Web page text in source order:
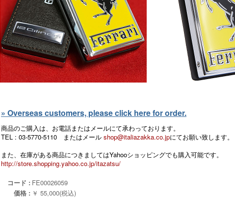
» Overseas customers, please click here for order.
商品のご購入は、お電話またはメールにて承わっております。
TEL : 03-5770-5110 またはメール shop@italiazakka.co.jpにてお願い致します。
また、在庫がある商品につきましてはYahooショッピングでも購入可能です。
http://store.shopping.yahoo.co.jp/itazatsu/
コード : FE00026059
価格 : ￥ 55,000(税込)